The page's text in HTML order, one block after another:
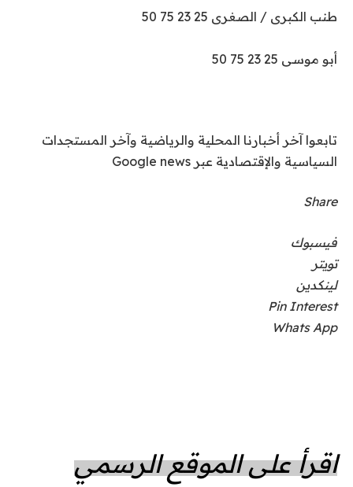
طنب الكبرى / الصغرى 25 23 75 50
أبو موسى 25 23 75 50
تابعوا آخر أخبارنا المحلية والرياضية وآخر المستجدات
السياسية والإقتصادية عبر Google news
Share
فيسبوك
تويتر
لينكدين
Pin Interest
Whats App
اقرأ على الموقع الرسمي